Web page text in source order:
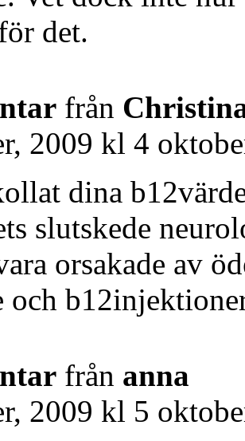
det.
från
2009 kl 4
dina
slutskede
orsakade av
och
från anna
2009 kl 5